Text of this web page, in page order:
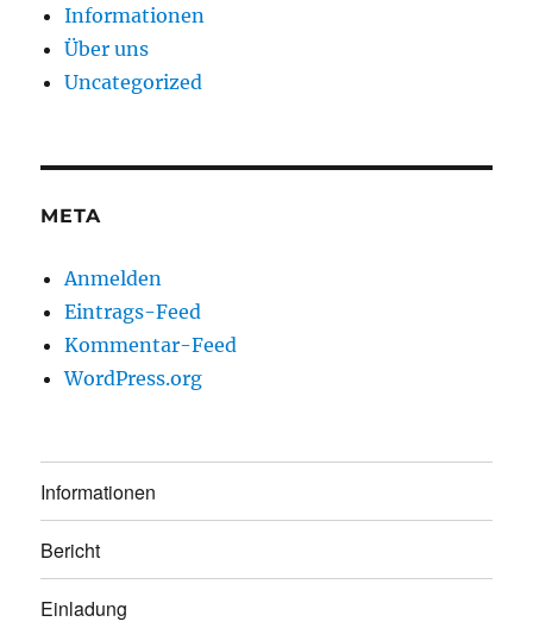
Informationen
Über uns
Uncategorized
META
Anmelden
Eintrags-Feed
Kommentar-Feed
WordPress.org
Informationen
Bericht
Einladung